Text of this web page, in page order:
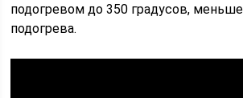
подогревом до 350 градусов,
подогрева.